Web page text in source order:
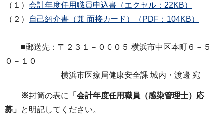
（１） 会計年度任用職員申込書（エクセル：22KB）
（２）
自己紹介書（兼 面接カード）（PDF：104KB）
■郵送先：〒２３１－０００５ 横浜市中区本町６－５
０－１０
横浜市医療局健康安全課 城内・渡邊 宛
※封筒の表に
「会計年度任用職員（感染管理士）応
募」 と明記してください。